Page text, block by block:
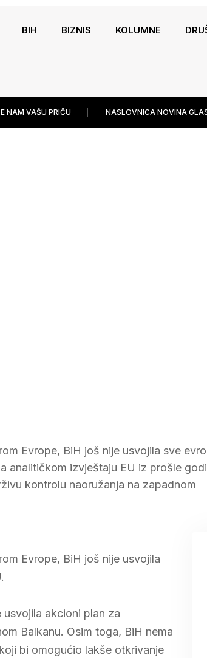
BIH BIZNIS KOLUMNE
NAM VAŠU PRIČU NASLOVNICA NOVINA
Evrope, BiH još nije usvojila sve
analitičkom izvještaju EU iz prošle
kontrolu naoružanja na zapadnom
Evrope, BiH još nije usvojila
akcioni plan za
Balkanu. Osim toga, BiH nema
bi omogućio lakše otkrivanje